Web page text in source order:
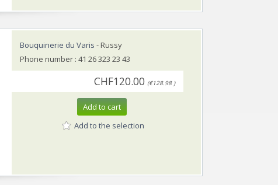
Bouquinerie du Varis - Russy
Phone number : 41 26 323 23 43
CHF120.00 (€128.98 )
Add to cart
Add to the selection